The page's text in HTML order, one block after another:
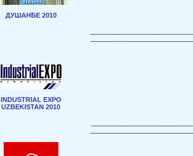
ДУШАНБЕ 2010
INDUSTRIAL EXPO
UZBEKISTAN 2010